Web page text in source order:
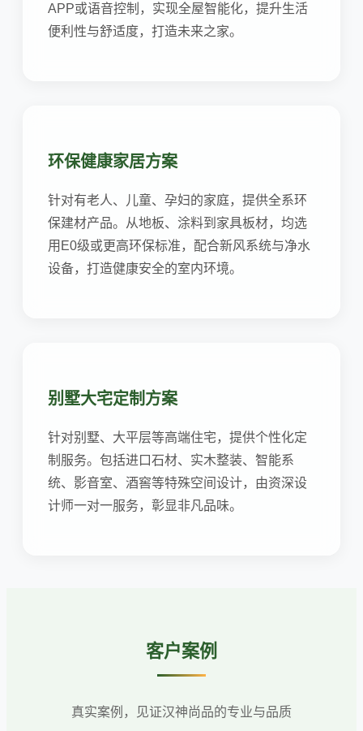
APP或语音控制，实现全屋智能化，提升生活
便利性与舒适度，打造未来之家。
环保健康家居方案
针对有老人、儿童、孕妇的家庭，提供全系环
保建材产品。从地板、涂料到家具板材，均选
用E0级或更高环保标准，配合新风系统与净水
设备，打造健康安全的室内环境。
别墅大宅定制方案
针对别墅、大平层等高端住宅，提供个性化定
制服务。包括进口石材、实木整装、智能系
统、影音室、酒窖等特殊空间设计，由资深设
计师一对一服务，彰显非凡品味。
客户案例
真实案例，见证汉神尚品的专业与品质